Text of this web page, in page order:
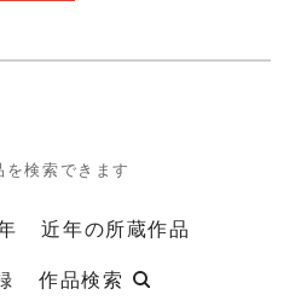
検索できます
近年の所蔵作品
作品検索